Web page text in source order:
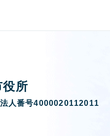
役所
人番号4000020112011